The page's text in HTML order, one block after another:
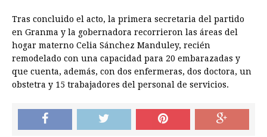
Tras concluido el acto, la primera secretaria del partido
en Granma y la gobernadora recorrieron las áreas del
hogar materno Celia Sánchez Manduley, recién
remodelado con una capacidad para 20 embarazadas y
que cuenta, además, con dos enfermeras, dos doctora, un
obstetra y 15 trabajadores del personal de servicios.